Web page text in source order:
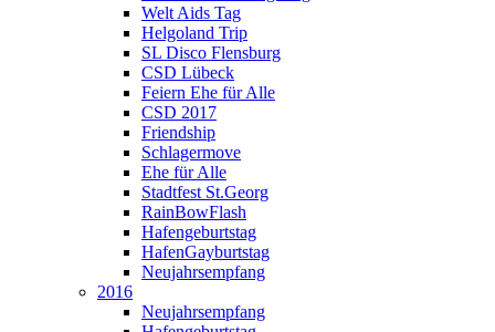
Welt Aids Tag
Helgoland Trip
SL Disco Flensburg
CSD Lübeck
Feiern Ehe für Alle
CSD 2017
Friendship
Schlagermove
Ehe für Alle
Stadtfest St.Georg
RainBowFlash
Hafengeburtstag
HafenGayburtstag
Neujahrsempfang
2016
Neujahrsempfang